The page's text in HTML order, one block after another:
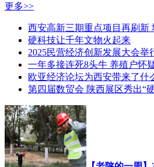
更多>>
西安高新三期重点项目再刷新
硬科技让千年文物火起来
2025民营经济创新发展大会举
一年多接连死8头牛 养殖户怀
欧亚经济论坛为西安带来了什
第四届数贸会 陕西展区秀出“